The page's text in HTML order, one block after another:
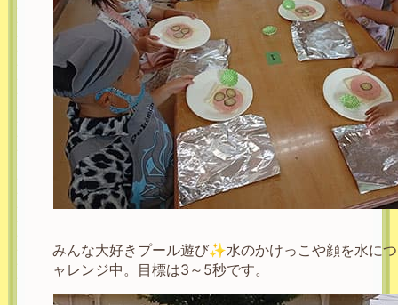
みんな大好きプール遊び✨水のかけっこや顔を水に
ャレンジ中。目標は3～5秒です。